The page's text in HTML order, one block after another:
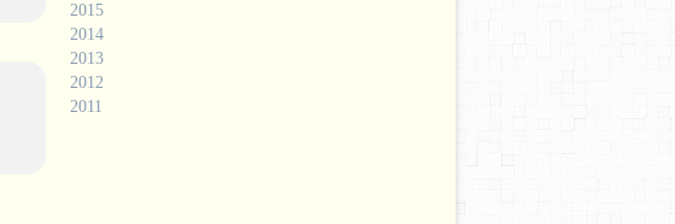
2015
2014
2013
2012
2011